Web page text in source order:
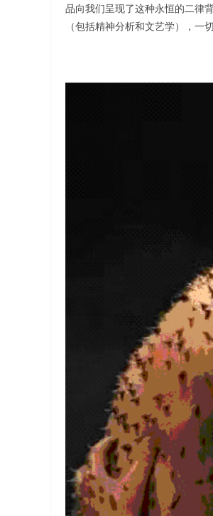
品向我们呈现了这种永恒的二律
（包括精神分析和文艺学），一